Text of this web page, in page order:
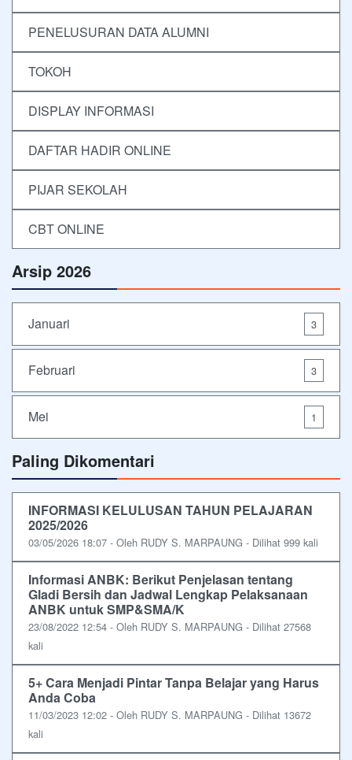
PENELUSURAN DATA ALUMNI
TOKOH
DISPLAY INFORMASI
DAFTAR HADIR ONLINE
PIJAR SEKOLAH
CBT ONLINE
Arsip 2026
Januari 3
Februari 3
Mei 1
Paling Dikomentari
INFORMASI KELULUSAN TAHUN PELAJARAN
2025/2026
03/05/2026 18:07 - Oleh RUDY S. MARPAUNG - Dilihat 999 kali
Informasi ANBK: Berikut Penjelasan tentang
Gladi Bersih dan Jadwal Lengkap Pelaksanaan
ANBK untuk SMP&SMA/K
23/08/2022 12:54 - Oleh RUDY S. MARPAUNG - Dilihat 27568
kali
5+ Cara Menjadi Pintar Tanpa Belajar yang Harus
Anda Coba
11/03/2023 12:02 - Oleh RUDY S. MARPAUNG - Dilihat 13672
kali